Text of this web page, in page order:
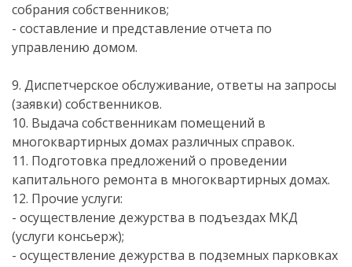
собрания собственников;
- составление и представление отчета по
управлению домом.
9. Диспетчерское обслуживание, ответы на запросы
(заявки) собственников.
10. Выдача собственникам помещений в
многоквартирных домах различных справок.
11. Подготовка предложений о проведении
капитального ремонта в многоквартирных домах.
12. Прочие услуги:
- осуществление дежурства в подъездах МКД
(услуги консьерж);
- осуществление дежурства в подземных парковках